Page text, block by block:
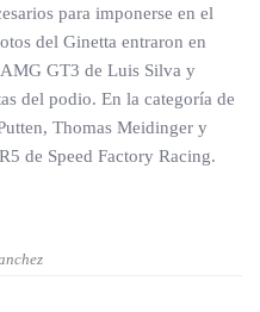
para imponerse en el
del Ginetta entraron en
AMG GT3 de Luis Silva y
del podio. En la categoría de
Thomas Meidinger y
de Speed Factory Racing.